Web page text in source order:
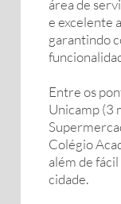
área de
e excelente
garantindo
Entre os
Unicamp (3
Colégio
além de
cidade.